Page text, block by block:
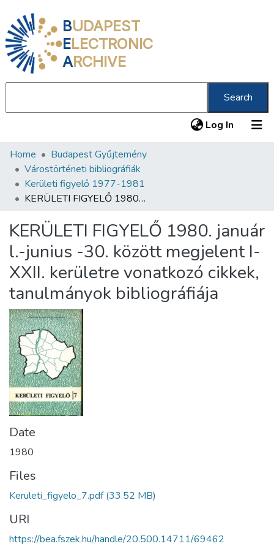
BUDAPEST
ELECTRONIC
ARCHIVE
Search
Log In (current)
Communities & Collections
All of DSpace
Statistics
About us
Home
Budapest Gyűjtemény
Várostörténeti bibliográfiák
Kerületi figyelő 1977-1981
KERÜLETI FIGYELŐ 1980. január l.-junius -30. között megjelent I-XXII. kerületre vonatkozó cikkek, tanulmányok bibliográfiája
KERÜLETI FIGYELŐ 1980. január
l.-junius -30. között megjelent I-
XXII. kerületre vonatkozó cikkek,
tanulmányok bibliográfiája
Date
1980
Files
Keruleti_figyelo_7.pdf(33.52 MB)
URI
https://bea.fszek.hu/handle/20.500.14711/69462